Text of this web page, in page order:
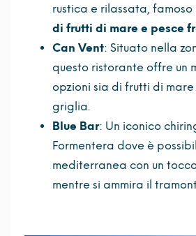
rustica e rilassata, famoso
di frutti di mare e pesce
Can Vent: Situato nella
questo ristorante offre un
opzioni sia di frutti di
griglia.
Blue Bar: Un iconico
Formentera dove è
mediterranea con un
mentre si ammira il